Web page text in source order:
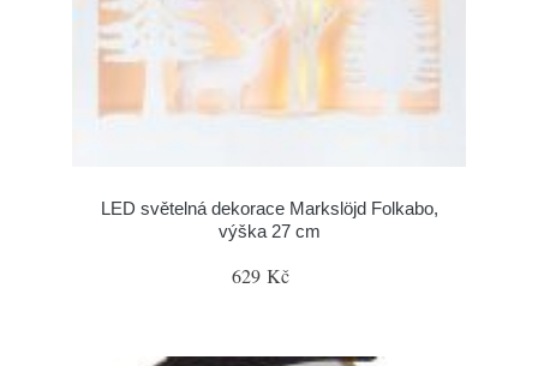
LED světelná dekorace Markslöjd Folkabo,
výška 27 cm
629 Kč